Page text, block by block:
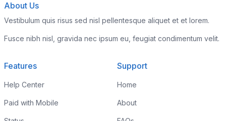
About Us
Vestibulum quis risus sed nisl pellentesque aliquet et et lorem.
Fusce nibh nisl, gravida nec ipsum eu, feugiat condimentum velit.
Features
Help Center
Paid with Mobile
Support
Home
About